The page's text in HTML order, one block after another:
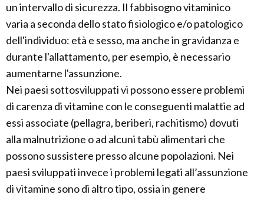
un intervallo di sicurezza. Il fabbisogno vitaminico
varia a seconda dello stato fisiologico e/o patologico
dell'individuo: età e sesso, ma anche in gravidanza e
durante l'allattamento, per esempio, è necessario
aumentarne l'assunzione.
Nei paesi sottosviluppati vi possono essere problemi
di carenza di vitamine con le conseguenti malattie ad
essi associate (pellagra, beriberi, rachitismo) dovuti
alla malnutrizione o ad alcuni tabù alimentari che
possono sussistere presso alcune popolazioni. Nei
paesi sviluppati invece i problemi legati all’assunzione
di vitamine sono di altro tipo, ossia in genere